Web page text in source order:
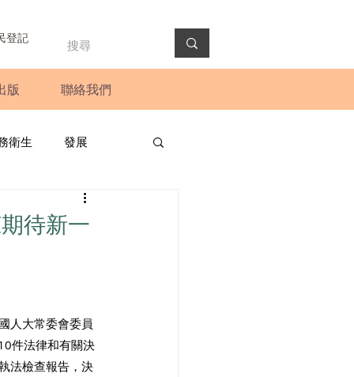
登記
版 聯絡我們
衛生 發展
圓桌會議
待新一
人大常委會委員
件法律和有關決
法檢查報告，決